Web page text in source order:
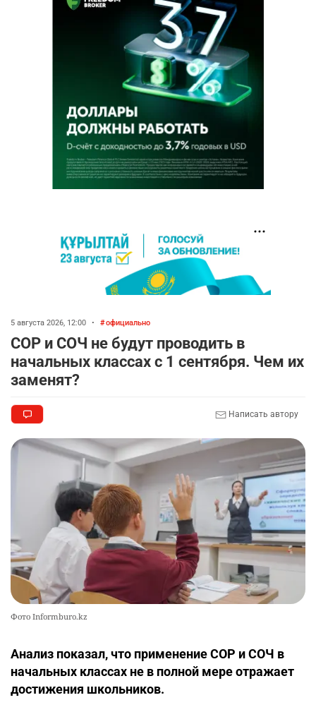
5 августа 2026, 12:00 • официально
СОР и СОЧ не будут проводить в
начальных классах с 1 сентября. Чем их
заменят?
Написать автору
Фото Informburo.kz
Анализ показал, что применение СОР и СОЧ в
начальных классах не в полной мере отражает
достижения школьников.